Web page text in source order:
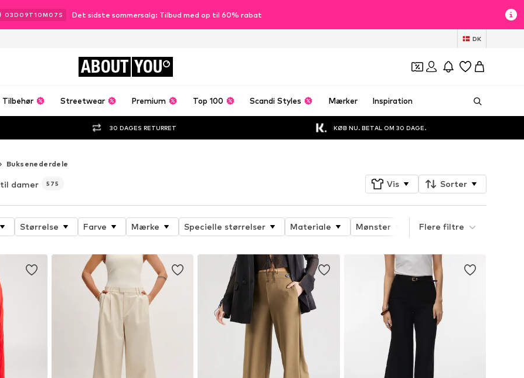
03D 09T10M 04 S Det sidste sommersalg: Tilbud med op til 60% rabat
DK
ABOUT YOU
Tilbehør Streetwear Premium Top 100 Scandi Styles Mærker Inspiration
30 DAGES RETURRET KØB NU. BETAL OM 30 DAGE.
Buksenederdele
til damer 575 Vis Sorter
Størrelse Farve Mærke Specielle størrelser Materiale Mønster Produktets egenskaber
Flere filtre